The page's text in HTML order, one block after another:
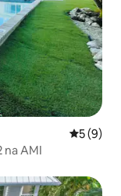
Średnia
5 (9)
na AMI